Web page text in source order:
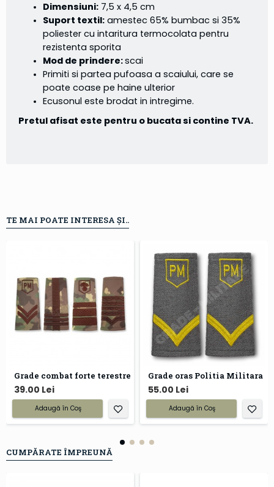
Dimensiuni: 7,5 x 4,5 cm
Suport textil: amestec 65% bumbac si 35%
poliester cu intaritura termocolata pentru
rezistenta sporita
Mod de prindere:scai
Primiti si partea pufoasa a scaiului, care se
poate coase pe haine ulterior
Ecusonul este brodat in intregime.
Pretul afisat este pentru o bucata si contine TVA.
TE MAI POATE INTERESA ȘI..
Grade combat forte terestre
39.00 Lei
Adaugă în Coş
Grade oras Politia Militara
55.00 Lei
Adaugă în Coş
CUMPĂRATE ÎMPREUNĂ